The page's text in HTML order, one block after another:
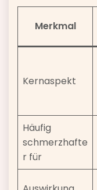
Merkmal
Kernaspekt
Häufig
schmerzhafte
r für